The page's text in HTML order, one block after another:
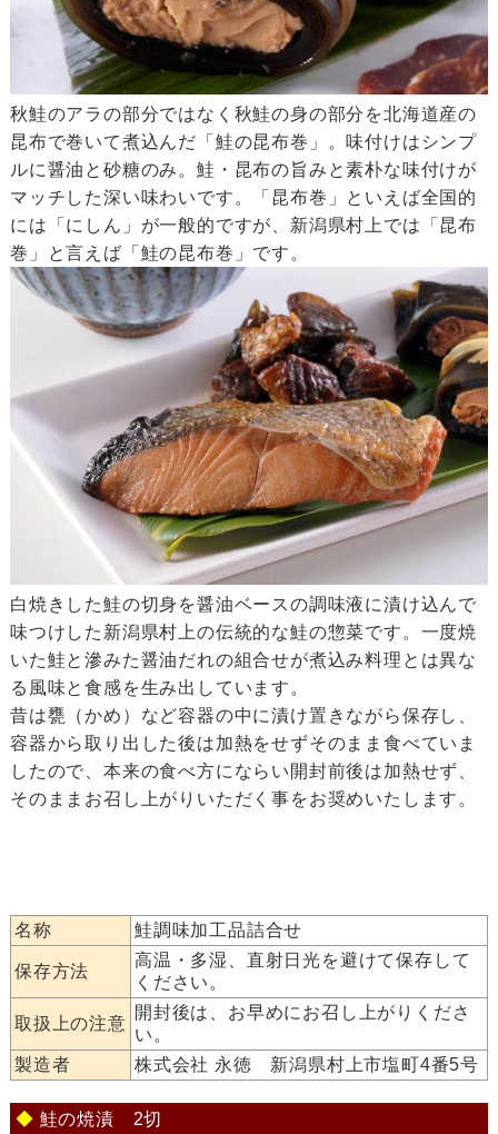
秋鮭のアラの部分ではなく秋鮭の身の部分を北海道産の
昆布で巻いて煮込んだ「鮭の昆布巻」。味付けはシンプ
ルに醤油と砂糖のみ。鮭・昆布の旨みと素朴な味付けが
マッチした深い味わいです。「昆布巻」といえば全国的
には「にしん」が一般的ですが、新潟県村上では「昆布
巻」と言えば「鮭の昆布巻」です。
白焼きした鮭の切身を醤油ベースの調味液に漬け込んで
味つけした新潟県村上の伝統的な鮭の惣菜です。一度焼
いた鮭と滲みた醤油だれの組合せが煮込み料理とは異な
る風味と食感を生み出しています。
昔は甕（かめ）など容器の中に漬け置きながら保存し、
容器から取り出した後は加熱をせずそのまま食べていま
したので、本来の食べ方にならい開封前後は加熱せず、
そのままお召し上がりいただく事をお奨めいたします。
名称 鮭調味加工品詰合せ
保存方法
高温・多湿、直射日光を避けて保存して
ください。
取扱上の注意
開封後は、お早めにお召し上がりくださ
い。
製造者
株式会社 永徳 新潟県村上市塩町4番5号
◆ 鮭の焼漬 2切